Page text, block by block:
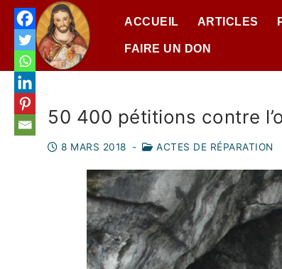
ACCUEIL ARTICLES
FAIRE UN DON
50 400 pétitions contre
8 MARS 2018 - ACTES DE RÉPARATION